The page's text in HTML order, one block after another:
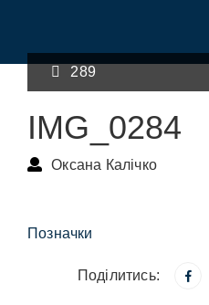
289
IMG_0284
Оксана Калічко
Позначки
Поділитись: